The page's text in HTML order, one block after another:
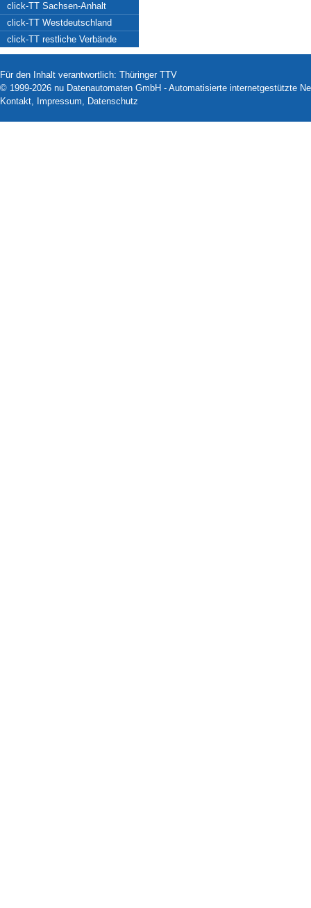
click-TT Sachsen-Anhalt
click-TT Westdeutschland
click-TT restliche Verbände
Für den Inhalt verantwortlich: Thüringer TTV
© 1999-2026 nu Datenautomaten GmbH - Automatisierte internetgestützte
Kontakt, Impressum, Datenschutz